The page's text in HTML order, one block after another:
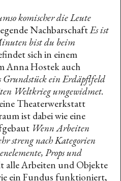
Time
Suche nach den
— Sanja Iveković
better friend to you —
komischer die Leute
NachbarschaftEs ist
bist du beim
sich in einem
Anna Hostek auch
Grundstück ein Erdäpflfeld
Weltkrieg umgewidmet.
Theaterwerkstatt
ist dabei wie eine
Wenn Arbeiten
streng nach Kategorien
Props und
alle Arbeiten und Objekte
ein Fundus funktioniert,